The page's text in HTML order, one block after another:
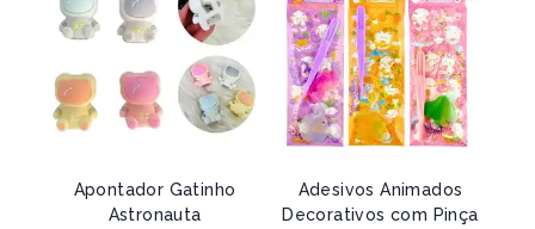
Apontador Gatinho
Astronauta
Adesivos Animados
Decorativos com Pinça